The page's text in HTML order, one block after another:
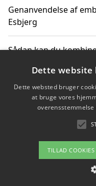
Genanvendelse af
Esbjerg
Sådan kan du
Hvordan
Om / kontakt
Dette website
Dette websted bruger
at bruge vores
TILLAD COOKIES